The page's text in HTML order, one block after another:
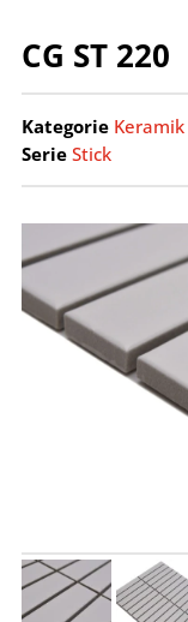
CG ST 220
Kategorie Keramik
Serie Stick